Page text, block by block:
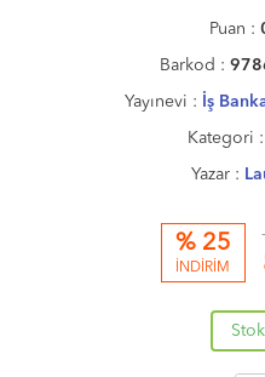
Puan :
Barkod :
Yayınevi : İş
Kategori :
Yazar :
% 25
İNDİRİM